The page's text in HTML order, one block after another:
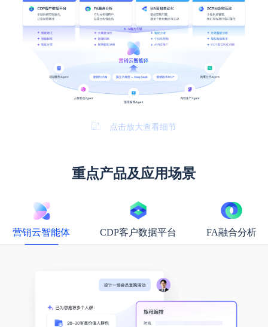
点击放大查看细节
重点产品及应用场景
营销云智能体 CDP客户数据平台 FA融合分析